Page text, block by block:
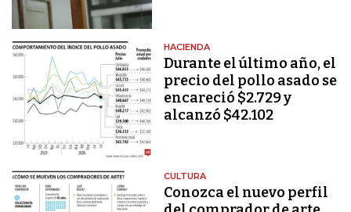
HACIENDA
Durante el último año, el
precio del pollo asado se
encareció $2.729 y
alcanzó $42.102
CULTURA
Conozca el nuevo perfil